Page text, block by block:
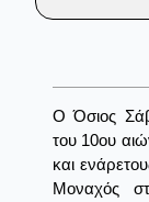
Ο Όσιος
του 10ου
και
Μοναχός